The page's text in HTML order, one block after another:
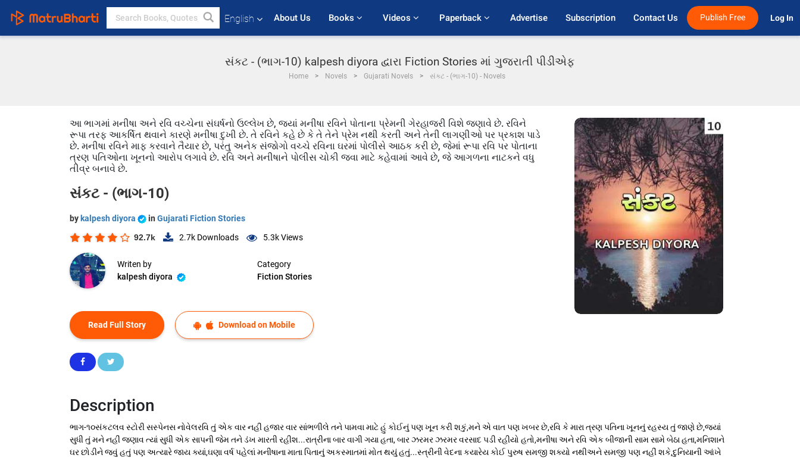
English About Us Books Videos Paperback Advertise Subscription Contact Us Publish Free Log In
સંકટ - (ભાગ-10) kalpesh diyora દ્વારા Fiction Stories માં ગુજરાતી પીડીએફ
Home Novels Gujarati Novels સંકટ - (ભાગ-10) - Novels
આ ભાગમાં મનીષા અને રવિ વચ્ચેના સંઘર્ષનો ઉલ્લેખ છે, જ્યાં મનીષા રવિને પોતાના પ્રેમની ગેરહાજરી વિશે જણાવે છે. રવિને
રૂપા તરફ આકર્ષિત થવાને કારણે મનીષા દુખી છે. તે રવિને કહે છે કે તે તેને પ્રેમ નથી કરતી અને તેની લાગણીઓ પર પ્રકાશ પાડે
છે. મનીષા રવિને માફ કરવાને તૈયાર છે, પરંતુ અનેક સંજોગો વચ્ચે રવિના ઘરમાં પોલીસે આઠક કરી છે, જેમાં રૂપા રવિ પર પોતાના
ત્રણ પતિઓના ખૂનનો આરોપ લગાવે છે. રવિ અને મનીષાને પોલીસ ચોકી જવા માટે કહેવામાં આવે છે, જે આગળના નાટકને વધુ
તીવ્ર બનાવે છે.
સંકટ - (ભાગ-10)
by kalpesh diyora in Gujarati Fiction Stories
92.7k 2.7k Downloads 5.3kViews
Writen by
kalpesh diyora
Category
Fiction Stories
Read Full Story Download on Mobile
Description
ભાગ-૧૦સંકટલવ સ્ટોરી સસ્પેનસ નોવેલરવિ તું એક વાર નહીં હજાર વાર સાંભળીલે તને પામવા માટે હું કોઈનું પણ ખૂન કરી શકું,મને એ વાત પણ ખબર છે,રવિ કે મારા ત્રણ પતિના ખૂનનું રહસ્ય તું જાણે છે,જયાં
સુધી તું મને નહીં જણાવ ત્યાં સુધી એક સાપની જેમ તને ડંખ મારતી રહીશ...રાત્રીના બાર વાગી ગયા હતા, બાર ઝરમર ઝરમર વરસાદ પડી રહીયો હતો,મનીષા અને રવિ એક બીજાની સામ સામે બેઠા હતા,મનિશાને
ઘર છોડીને જવું હતું પણ અત્યારે જાય ક્યાં,ઘણા વર્ષ પહેલાં મનીષાના માતા પિતાનું અકસ્માતમાં મોત થયું હતું...સ્ત્રીની વેદના કયારેય કોઈ પુરુષ સમજી શક્યો નથીઅને સમજી પણ નહીં શકે,દુનિયાની આંખે